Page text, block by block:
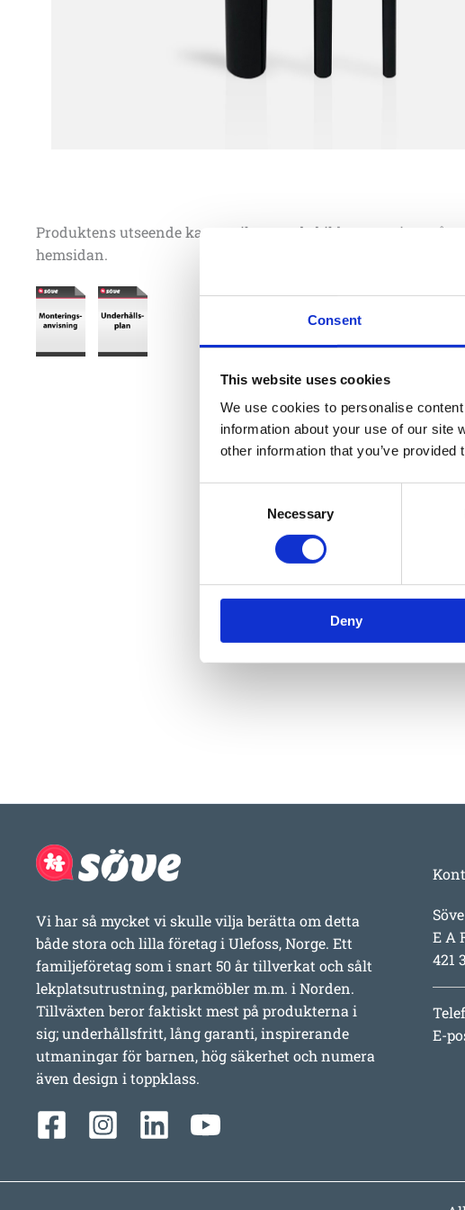
Consent
This website uses cookies
We use cookies to personalise
information about your use of our site
other information that you’ve
Necessary
Deny
Produktens utseende kan avvika mot de bilder som visas på
hemsidan.
Vi har så mycket vi skulle vilja berätta om detta
både stora och lilla företag i Ulefoss, Norge. Ett
familjeföretag som i snart 50 år tillverkat och sålt
lekplatsutrustning, parkmöbler m.m. i Norden.
Tillväxten beror faktiskt mest på produkterna i
sig; underhållsfritt, lång garanti, inspirerande
utmaningar för barnen, hög säkerhet och numera
även design i toppklass.
E A
421
E-